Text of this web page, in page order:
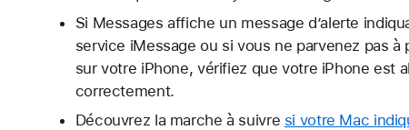
Si Messages affiche un message d’alerte
service iMessage ou si vous ne parvenez pas
sur votre iPhone, vérifiez que votre iPhone est
correctement.
Découvrez la marche à suivre si votre Mac